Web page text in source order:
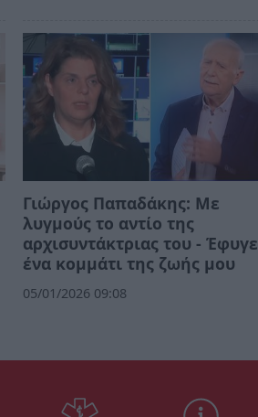
Γιώργος Παπαδάκης: Με
λυγμούς το αντίο της
αρχισυντάκτριας του - Έφυγε
ένα κομμάτι της ζωής μου
05/01/2026 09:08